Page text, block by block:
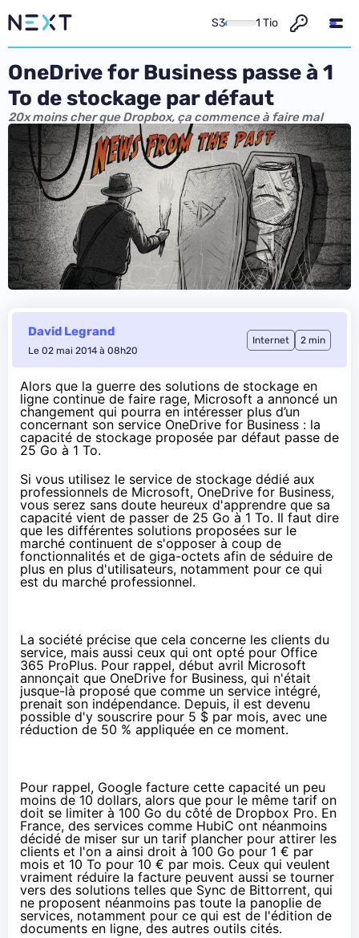
S3 1 Tio
OneDrive for Business passe à 1
To de stockage par défaut
20x moins cher que Dropbox, ça commence à faire mal
David Legrand
Le 02 mai 2014 à 08h20
Internet 2 min
Alors que la guerre des solutions de stockage en
ligne continue de faire rage, Microsoft a annoncé un
changement qui pourra en intéresser plus d’un
concernant son service OneDrive for Business : la
capacité de stockage proposée par défaut passe de
25 Go à 1 To.
Si vous utilisez le service de stockage dédié aux
professionnels de Microsoft, OneDrive for Business,
vous serez sans doute heureux d'apprendre que sa
capacité vient de passer de 25 Go à 1 To. Il faut dire
que les différentes solutions proposées sur le
marché continuent de s'opposer à coup de
fonctionnalités et de giga-octets afin de séduire de
plus en plus d'utilisateurs, notamment pour ce qui
est du marché professionnel.
La société précise que cela concerne les clients du
service, mais aussi ceux qui ont opté pour Office
365 ProPlus. Pour rappel, début avril Microsoft
annonçait que OneDrive for Business, qui n'était
jusque-là proposé que comme un service intégré,
prenait son indépendance. Depuis, il est devenu
possible d'y souscrire pour 5 $ par mois, avec une
réduction de 50 % appliquée en ce moment.
Pour rappel, Google facture cette capacité un peu
moins de 10 dollars, alors que pour le même tarif on
doit se limiter à 100 Go du côté de Dropbox Pro. En
France, des services comme HubiC ont néanmoins
décidé de miser sur un tarif plancher pour attirer les
clients et l'on a ainsi droit à 100 Go pour 1 € par
mois et 10 To pour 10 € par mois. Ceux qui veulent
vraiment réduire la facture peuvent aussi se tourner
vers des solutions telles que Sync de Bittorrent, qui
ne proposent néanmoins pas toute la panoplie de
services, notamment pour ce qui est de l'édition de
documents en ligne, des autres outils cités.